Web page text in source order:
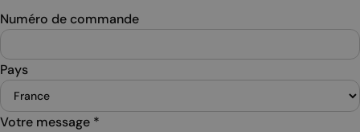
Numéro de commande
Pays
Votre message *